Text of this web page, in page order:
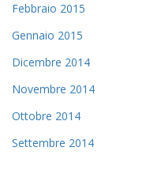
Febbraio 2015
Gennaio 2015
Dicembre 2014
Novembre 2014
Ottobre 2014
Settembre 2014